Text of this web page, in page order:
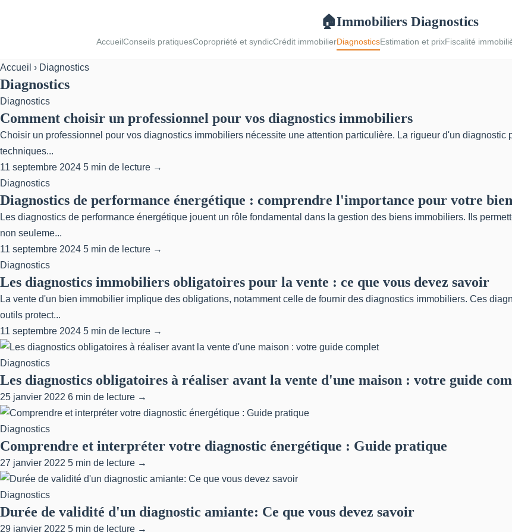
🏠Immobiliers Diagnostics
AccueilConseils pratiquesCopropriété et syndicCrédit immobilierDiagnosticsEstimation et prixFiscalité
Accueil › Diagnostics
Diagnostics
Diagnostics
Comment choisir un professionnel pour vos diagnostics immobiliers
Choisir un professionnel pour vos diagnostics immobiliers nécessite une attention particulière. La rigueur d'un
techniques...
11 septembre 2024 5 min de lecture →
Diagnostics
Diagnostics de performance énergétique : comprendre l'importance pour votre bien
Les diagnostics de performance énergétique jouent un rôle fondamental dans la gestion des biens immobiliers. Ils
non seuleme...
11 septembre 2024 5 min de lecture →
Diagnostics
Les diagnostics immobiliers obligatoires pour la vente : ce que vous devez savoir
La vente d'un bien immobilier implique des obligations, notamment celle de fournir des diagnostics immobiliers. Ces
outils protect...
11 septembre 2024 5 min de lecture →
Diagnostics
Les diagnostics obligatoires à réaliser avant la vente d'une maison : votre guide
25 janvier 2022 6 min de lecture →
Diagnostics
Comprendre et interpréter votre diagnostic énergétique : Guide pratique
27 janvier 2022 5 min de lecture →
Diagnostics
Durée de validité d'un diagnostic amiante: Ce que vous devez savoir
29 janvier 2022 5 min de lecture →